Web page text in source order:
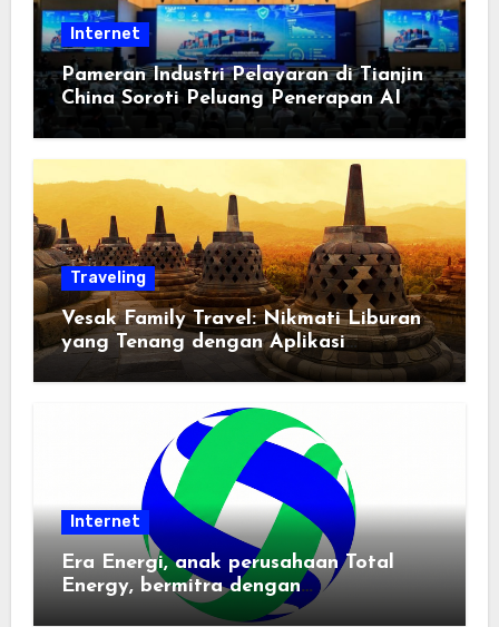
Internet
Pameran Industri Pelayaran di Tianjin
China Soroti Peluang Penerapan AI
Traveling
Vesak Family Travel: Nikmati Liburan
yang Tenang dengan Aplikasi
Pemindai PDF
Internet
Era Energi, anak perusahaan Total
Energy, bermitra dengan
Zhuochuangtong untuk mempercepat